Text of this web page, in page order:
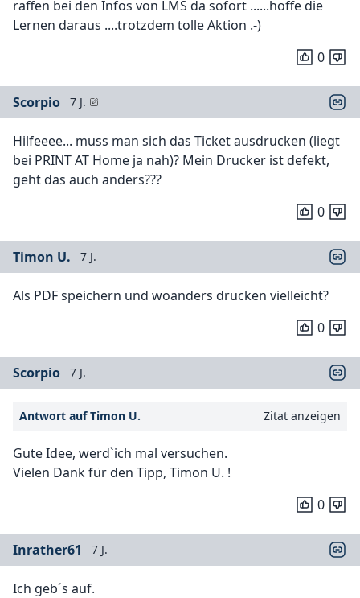
raffen bei den Infos von LMS da sofort ......hoffe die
Lernen daraus ....trotzdem tolle Aktion .-)
0
Scorpio 7 J.
Hilfeeee... muss man sich das Ticket ausdrucken (liegt
bei PRINT AT Home ja nah)? Mein Drucker ist defekt,
geht das auch anders???
0
Timon U. 7 J.
Als PDF speichern und woanders drucken vielleicht?
0
Scorpio 7 J.
Antwort auf Timon U. Zitat anzeigen
Gute Idee, werd`ich mal versuchen.
Vielen Dank für den Tipp, Timon U. !
0
Inrather61 7 J.
Ich geb´s auf.